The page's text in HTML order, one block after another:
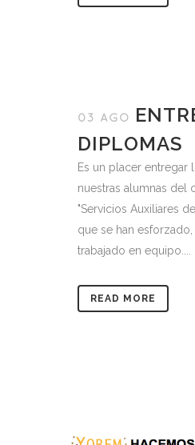
03 AGO
DIPLOMAS
Es un placer entregar
nuestras alumnas del
"Servicios Auxiliares
que se han
trabajado en equipo....
READ MORE